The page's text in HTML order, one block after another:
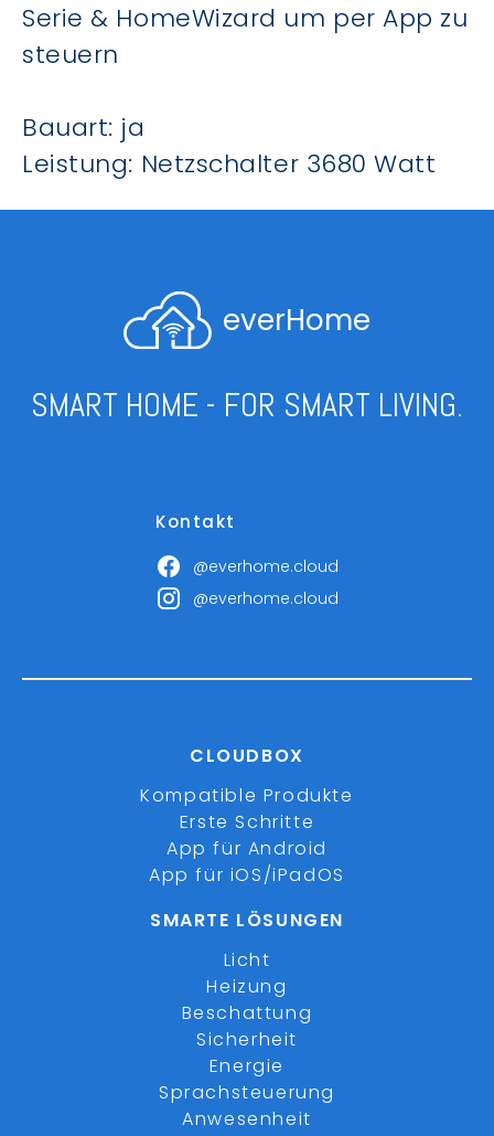
Serie & HomeWizard um per App zu
steuern
Bauart: ja
Leistung: Netzschalter 3680 Watt
everHome
SMART HOME - FOR SMART LIVING.
Kontakt
@everhome.cloud
@everhome.cloud
CLOUDBOX
Kompatible Produkte
Erste Schritte
App für Android
App für iOS/iPadOS
SMARTE LÖSUNGEN
Licht
Heizung
Beschattung
Sicherheit
Energie
Sprachsteuerung
Anwesenheit